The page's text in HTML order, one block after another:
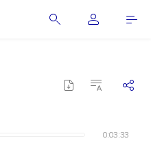
0:03:33
0:03:33